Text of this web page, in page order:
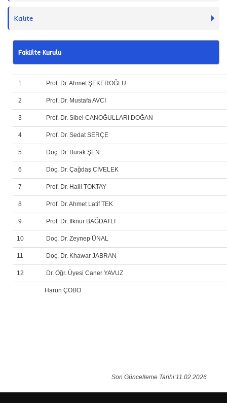
Kalite
Fakülte Kurulu
1 Prof. Dr. Ahmet ŞEKEROĞLU
2 Prof. Dr. Mustafa AVCI
3 Prof. Dr. Sibel CANOĞULLARI DOĞAN
4 Prof. Dr. Sedat SERÇE
5 Doç. Dr. Burak ŞEN
6 Doç. Dr. Çağdaş CİVELEK
7 Prof. Dr. Halil TOKTAY
8 Prof. Dr. Ahmet Latif TEK
9 Prof. Dr. İlknur BAĞDATLI
10 Doç. Dr. Zeynep ÜNAL
11 Doç. Dr. Khawar JABRAN
12 Dr. Öğr. Üyesi Caner YAVUZ
Harun ÇOBO
Son Güncelleme Tarihi:11.02.2026